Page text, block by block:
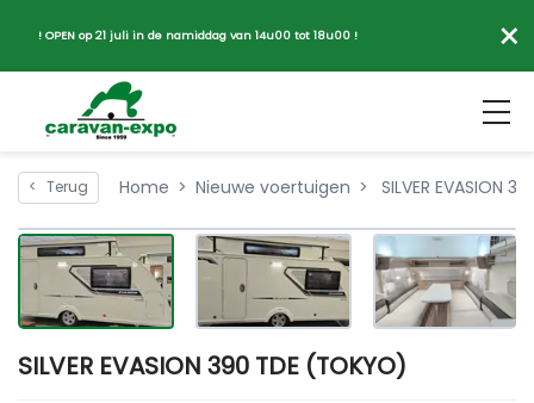
! OPEN op 21 juli in de namiddag van 14u00 tot 18u00 ! ×
< Terug Home Nieuwe voertuigen SILVER EVASION
SILVER EVASION 390 TDE (TOKYO)